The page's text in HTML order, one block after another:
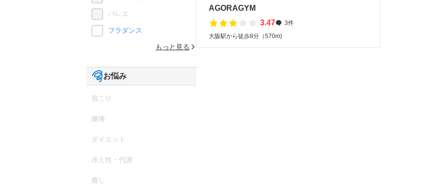
AGORAGYM
3.47
3件
大阪駅から徒歩8分（570m)
バレエ
フラダンス
もっと見る
お悩み
肩こり
腰痛
ダイエット
冷え性・代謝
癒し